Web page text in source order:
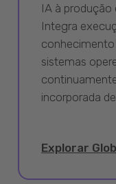
IA à produção
Integra
sistemas
incorporada
Explorar